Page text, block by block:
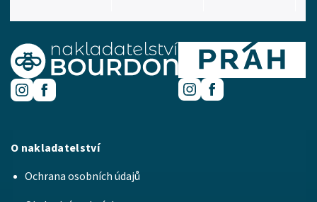
O nakladatelství
Ochrana osobních údajů